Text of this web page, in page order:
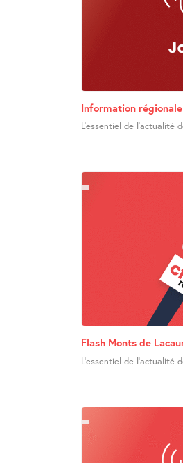
Information
L’essentiel de l’actualité
Flash Monts de
L’essentiel de l’actualité